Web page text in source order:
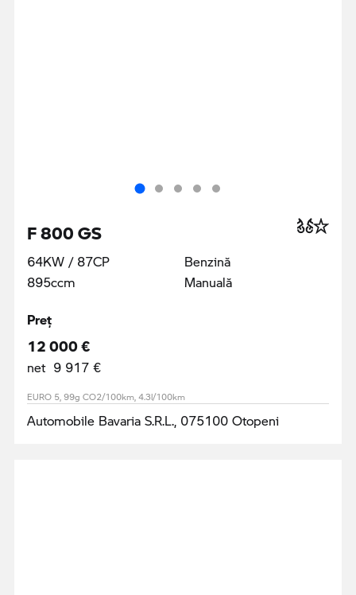
F 800 GS
64KW / 87CP
895ccm
Benzină
Manuală
Preţ
12 000 €
net 9 917 €
EURO 5, 99g CO2/100km, 4.3l/100km
Automobile Bavaria S.R.L., 075100 Otopeni